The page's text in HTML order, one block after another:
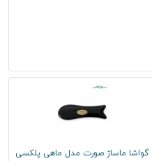
گواشا ماساژ صورت مدل ماهی پلکسی